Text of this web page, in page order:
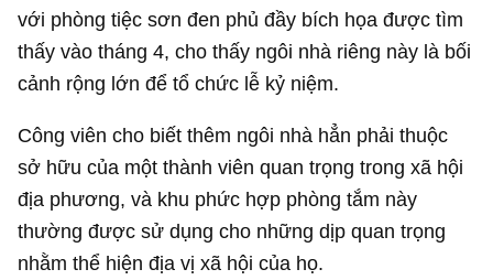
với phòng tiệc sơn đen phủ đầy bích họa được tìm
thấy vào tháng 4, cho thấy ngôi nhà riêng này là bối
cảnh rộng lớn để tổ chức lễ kỷ niệm.
Công viên cho biết thêm ngôi nhà hẳn phải thuộc
sở hữu của một thành viên quan trọng trong xã hội
địa phương, và khu phức hợp phòng tắm này
thường được sử dụng cho những dịp quan trọng
nhằm thể hiện địa vị xã hội của họ.